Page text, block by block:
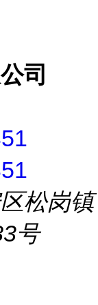
司
松岗镇
号